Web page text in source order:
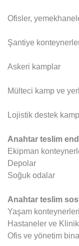
Ofisler,
Şantiye
Askeri kamplar
Mülteci kamp ve
Lojistik destek
Anahtar teslim
Ekipman
Depolar
Soğuk odalar
Anahtar teslim
Yaşam konteynerleri
Hastaneler ve
Ofis ve yönetim